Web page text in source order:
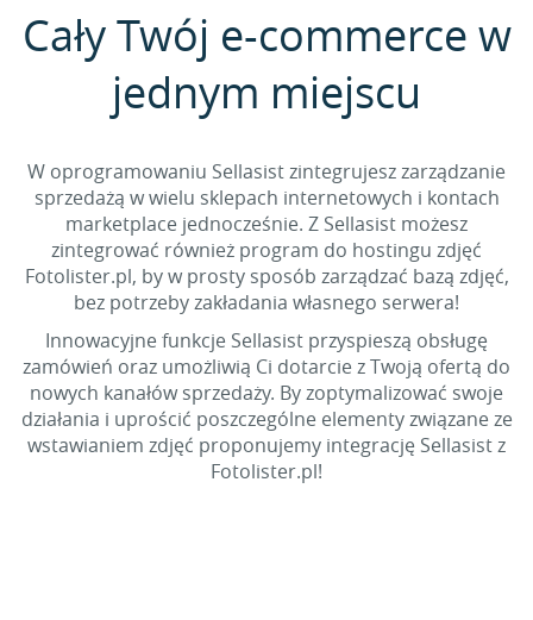
Cały Twój e-commerce w
jednym miejscu
W oprogramowaniu Sellasist zintegrujesz zarządzanie
sprzedażą w wielu sklepach internetowych i kontach
marketplace jednocześnie. Z Sellasist możesz
zintegrować również program do hostingu zdjęć
Fotolister.pl, by w prosty sposób zarządzać bazą zdjęć,
bez potrzeby zakładania własnego serwera!
Innowacyjne funkcje Sellasist przyspieszą obsługę
zamówień oraz umożliwią Ci dotarcie z Twoją ofertą do
nowych kanałów sprzedaży. By zoptymalizować swoje
działania i uprościć poszczególne elementy związane ze
wstawianiem zdjęć proponujemy integrację Sellasist z
Fotolister.pl!